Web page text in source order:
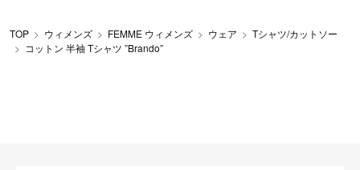
TOP ウィメンズ FEMME ウィメンズ ウェア
Tシャツ/カットソー
コットン 半袖 Tシャツ ”Brando”